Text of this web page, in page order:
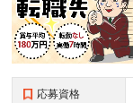
応募資格